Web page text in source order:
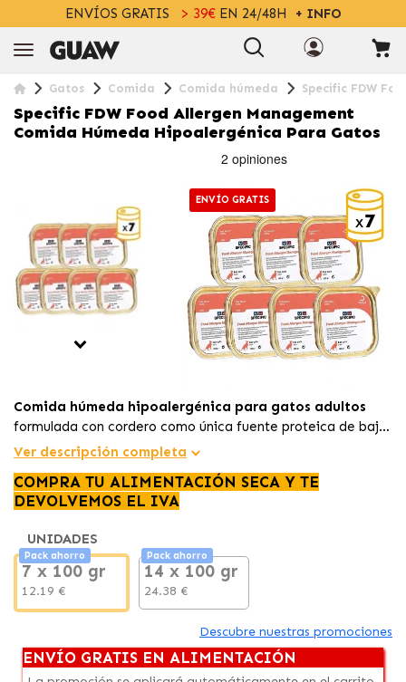
ENVÍOS GRATIS > 39€EN 24/48H + INFO
Gatos Comida Comida húmeda Specific FDW
Specific FDW Food Allergen Management
Comida Húmeda Hipoalergénica Para Gatos
ENVÍO GRATIS
Comida húmeda hipoalergénica para gatos adultos
formulada con cordero como única fuente proteica de baja
alergenicidad para reducir reacciones digestivas y
el tracto gastrointestinal y mejorar la salud digestiva en
gatos sensibles.
Ver descripción completa
COMPRA TU ALIMENTACIÓN SECA Y TE
DEVOLVEMOS EL IVA
UNIDADES
Pack ahorro
7 x 100 gr
12.19 €
Pack ahorro
14 x 100 gr
24.38 €
Descubre nuestras promociones
ENVÍO GRATIS EN ALIMENTACIÓN